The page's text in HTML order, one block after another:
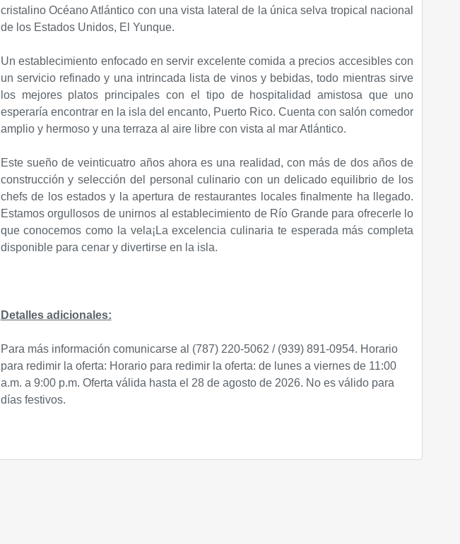
cristalino Océano Atlántico con una vista lateral de la única selva tropical nacional
de los Estados Unidos, El Yunque.
Un establecimiento enfocado en servir excelente comida a precios accesibles con
un servicio refinado y una intrincada lista de vinos y bebidas, todo mientras sirve
los mejores platos principales con el tipo de hospitalidad amistosa que uno
esperaría encontrar en la isla del encanto, Puerto Rico. Cuenta con salón comedor
amplio y hermoso y una terraza al aire libre con vista al mar Atlántico.
Este sueño de veinticuatro años ahora es una realidad, con más de dos años de
construcción y selección del personal culinario con un delicado equilibrio de los
chefs de los estados y la apertura de restaurantes locales finalmente ha llegado.
Estamos orgullosos de unirnos al establecimiento de Río Grande para ofrecerle lo
que conocemos como la vela¡La excelencia culinaria te esperada más completa
disponible para cenar y divertirse en la isla.
Detalles adicionales:
Para más información comunicarse al (787) 220-5062 / (939) 891-0954. Horario
para redimir la oferta: Horario para redimir la oferta: de lunes a viernes de 11:00
a.m. a 9:00 p.m. Oferta válida hasta el 28 de agosto de 2026. No es válido para
días festivos.